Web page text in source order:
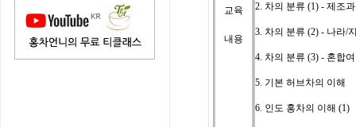
교육
내용
2. 차의 분류 (1) - 제조
3. 차의 분류 (2) - 나라/
4. 차의 분류 (3) - 혼합
5. 기본 허브차의 이해
6. 인도 홍차의 이해 (1)